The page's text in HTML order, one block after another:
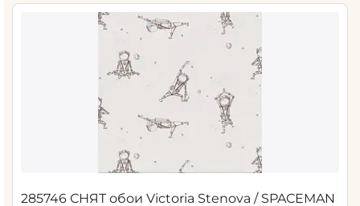
285746 СНЯТ обои Victoria Stenova / SPACEMAN